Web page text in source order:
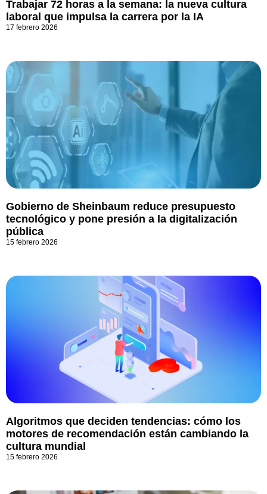
Trabajar 72 horas a la semana: la nueva cultura
laboral que impulsa la carrera por la IA
17 febrero 2026
Gobierno de Sheinbaum reduce presupuesto
tecnológico y pone presión a la digitalización
pública
15 febrero 2026
Algoritmos que deciden tendencias: cómo los
motores de recomendación están cambiando la
cultura mundial
15 febrero 2026